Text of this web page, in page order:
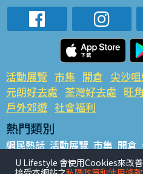
活動展覽 市集 開倉 尖沙
元朗好去處 荃灣好去處 旺
戶外郊遊 社會福利
熱門類別
網民熱話 活動展覽 市集 開倉
銅鑼灣好去處 元朗好去處 荃
U Lifestyle 會使用Cookies來改